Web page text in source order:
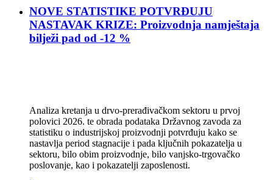
NOVE STATISTIKE POTVRĐUJU
NASTAVAK KRIZE: Proizvodnja namještaja
bilježi pad od -12 %
Analiza kretanja u drvo-prerađivačkom sektoru u prvoj
polovici 2026. te obrada podataka Državnog zavoda za
statistiku o industrijskoj proizvodnji potvrđuju kako se
nastavlja period stagnacije i pada ključnih pokazatelja u
sektoru, bilo obim proizvodnje, bilo vanjsko-trgovačko
poslovanje, kao i pokazatelji zaposlenosti.